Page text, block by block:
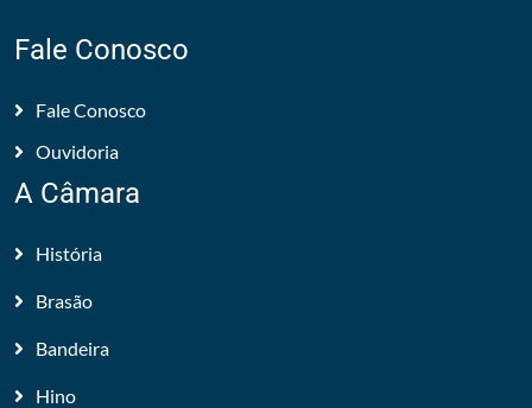
Fale Conosco
Fale Conosco
Ouvidoria
A Câmara
História
Brasão
Bandeira
Hino